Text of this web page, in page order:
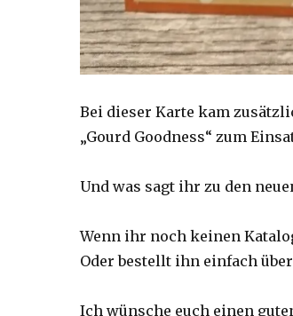
Bei dieser Karte kam
„Gourd Goodness“ zum
Und was sagt ihr zu den
Wenn ihr noch keinen
Oder bestellt ihn einfach über
Ich wünsche euch einen